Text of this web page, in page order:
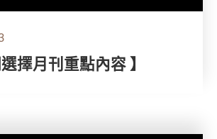
擇月刊重點內容 】